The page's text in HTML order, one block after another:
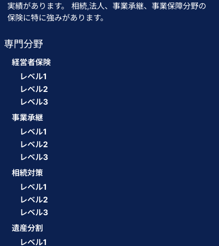
実績があります。 相続,法人、事業承継、事業保障分野の
保険に特に強みがあります。
専門分野
経営者保険
レベル1
レベル2
レベル3
事業承継
レベル1
レベル2
レベル3
相続対策
レベル1
レベル2
レベル3
遺産分割
レベル1